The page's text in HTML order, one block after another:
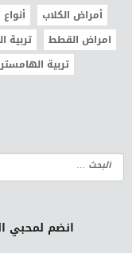
أمراض الكلاب
امراض القطط
تربية
تربية الهامستر
انضم لمحبي